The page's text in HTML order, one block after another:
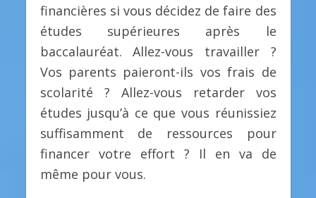
financières si vous décidez de faire des
études supérieures après le
baccalauréat. Allez-vous travailler ?
Vos parents paieront-ils vos frais de
scolarité ? Allez-vous retarder vos
études jusqu’à ce que vous réunissiez
suffisamment de ressources pour
financer votre effort ? Il en va de
même pour vous.